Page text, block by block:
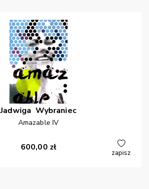
Jadwiga Wybraniec
Amazable IV
600,00 zł
zapisz